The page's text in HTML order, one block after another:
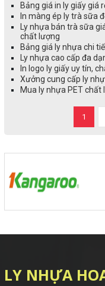
Bảng giá in ly giấy giá
In màng ép ly trà sữa
Ly nhựa bán trà sữa
chất lượng
Bảng giá ly nhựa chi
Ly nhựa cao cấp đa
In logo ly giấy uy tín,
Xưởng cung cấp ly
Mua ly nhựa PET
1
LY NHỰA